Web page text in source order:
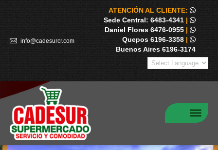
info@cadesurcr.com
ATENCIÓN AL CLIENTE:
Sede Central: 6483-4341 |
Daniel Flores 6476-0955 |
Quepos 6196-3358 |
Buenos Aires 6196-3174